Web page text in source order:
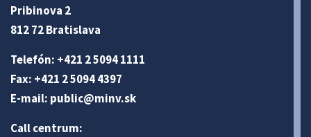
Pribinova 2
812 72 Bratislava
Telefón: +421 2 5094 1111
Fax: +421 2 5094 4397
E-mail: public@minv.sk
Call centrum: